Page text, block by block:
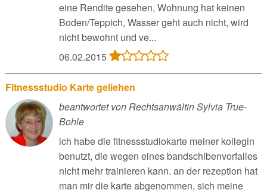
eine Rendite gesehen, Wohnung hat keinen
Boden/Teppich, Wasser geht auch nicht, wird
nicht bewohnt und ve...
06.02.2015
Fitnessstudio Karte geliehen
beantwortet von Rechtsanwältin Sylvia True-
Bohle
ich habe die fitnessstudiokarte meiner kollegin
benutzt, die wegen eines bandschibenvorfalles
nicht mehr trainieren kann. an der rezeption hat
man mir die karte abgenommen, sich meine